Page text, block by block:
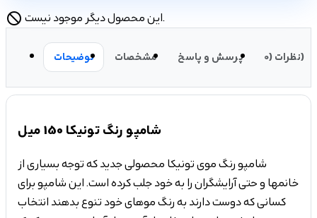
block این محصول دیگر موجود نیست.
توضیحات مشخصات پرسش و پاسخ نظرات (0)
شامپو رنگ تونیکا 150 میل
شامپو رنگ موی تونیکا محصولی جدید که توجه بسیاری از
خانمها و حتی آرایشگران را به خود جلب کرده است. این شامپو برای
کسانی که دوست دارند به رنگ موهای خود تنوع بدهند انتخاب